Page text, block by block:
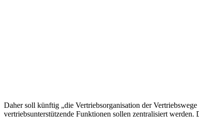
Daher soll künftig „die Vertriebsorganisation der
vertriebsunterstützende Funktionen sollen zentralisiert